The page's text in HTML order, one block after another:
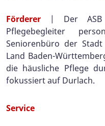
Förderer | Der ASB
Pflegebegleiter
Seniorenbüro der
Land Baden-
die häusliche Pflege
fokussiert auf Durlach.
Service